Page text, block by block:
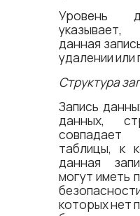
Уровень
указывает,
данная
удалении или
Структура
Запись
данных,
таблицы, к
данная
могут иметь
которых нет